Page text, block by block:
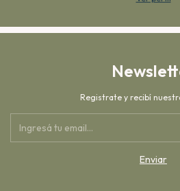
Registrate y recibí